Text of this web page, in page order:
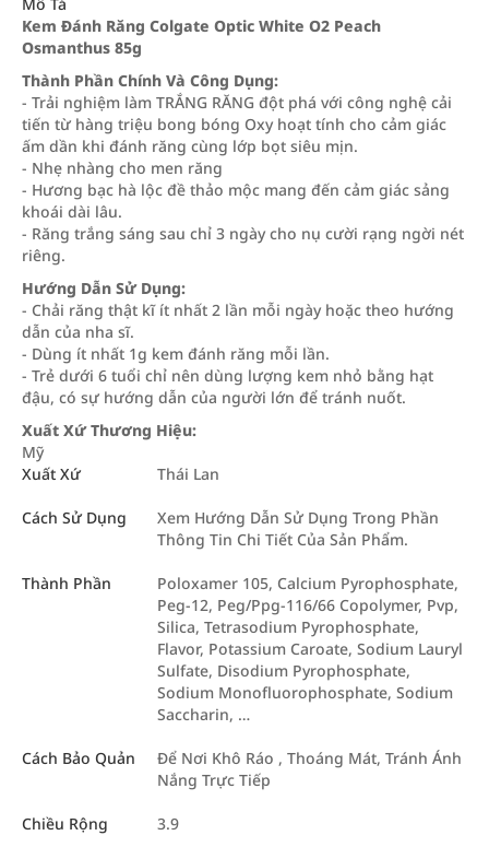
Kem Đánh Răng Colgate Optic White O2 Peach
Osmanthus 85g
Thành Phần Chính Và Công Dụng:
- Trải nghiệm làm TRẮNG RĂNG đột phá với công nghệ cải
tiến từ hàng triệu bong bóng Oxy hoạt tính cho cảm giác
ấm dần khi đánh răng cùng lớp bọt siêu mịn.
- Nhẹ nhàng cho men răng
- Hương bạc hà lộc đề thảo mộc mang đến cảm giác sảng
khoái dài lâu.
- Răng trắng sáng sau chỉ 3 ngày cho nụ cười rạng ngời nét
riêng.
Hướng Dẫn Sử Dụng:
- Chải răng thật kĩ ít nhất 2 lần mỗi ngày hoặc theo hướng
dẫn của nha sĩ.
- Dùng ít nhất 1g kem đánh răng mỗi lần.
- Trẻ dưới 6 tuổi chỉ nên dùng lượng kem nhỏ bằng hạt
đậu, có sự hướng dẫn của người lớn để tránh nuốt.
Xuất Xứ Thương Hiệu:
Mỹ
Xuất Xứ
Thái Lan
Cách Sử Dụng
Xem Hướng Dẫn Sử Dụng Trong Phần
Thông Tin Chi Tiết Của Sản Phẩm.
Thành Phần
Poloxamer 105, Calcium Pyrophosphate,
Peg-12, Peg/Ppg-116/66 Copolymer, Pvp,
Silica, Tetrasodium Pyrophosphate,
Flavor, Potassium Caroate, Sodium Lauryl
Sulfate, Disodium Pyrophosphate,
Sodium Monofluorophosphate, Sodium
Saccharin, …
Cách Bảo Quản
Để Nơi Khô Ráo , Thoáng Mát, Tránh Ánh
Nắng Trực Tiếp
Chiều Rộng 3.9